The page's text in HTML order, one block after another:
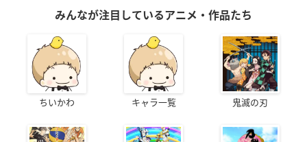
みんなが注目しているアニメ・作品たち
ちいかわ キャラ一覧 鬼滅の刃